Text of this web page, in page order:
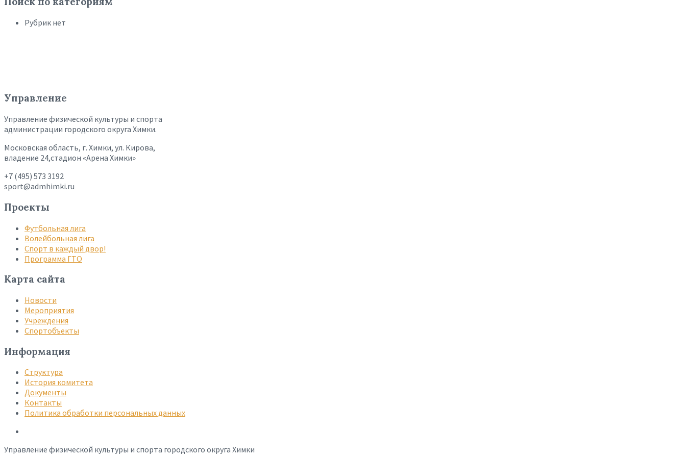
Рубрик нет
Управление
Управление физической культуры и спорта
администрации городского округа Химки.
Московская область, г. Химки, ул. Кирова,
владение 24,стадион «Арена Химки»
+7 (495) 573 3192
sport@admhimki.ru
Проекты
Футбольная лига
Волейбольная лига
Спорт в каждый двор!
Программа ГТО
Карта сайта
Новости
Мероприятия
Учреждения
Спортобъекты
Информация
Структура
История комитета
Документы
Контакты
Политика обработки персональных данных
Управление физической культуры и спорта городского округа Химки